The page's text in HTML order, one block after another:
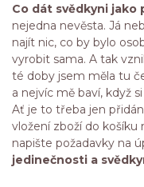
Co dát svědkyni jako
nejedna nevěsta. Já
najít nic, co by bylo
vyrobit sama. A tak
té doby jsem měla tu
a nejvíc mě baví, když si
Ať je to třeba jen
vložení zboží do košíku
napište požadavky na
jedinečnosti a